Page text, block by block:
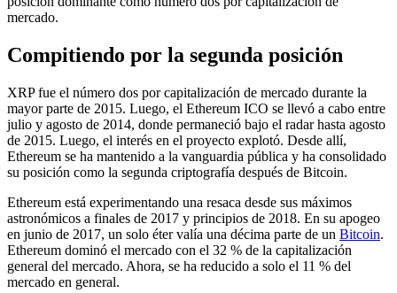
mercado.
Compitiendo por la segunda posición
XRP fue el número dos por capitalización de mercado durante la
mayor parte de 2015. Luego, el Ethereum ICO se llevó a cabo entre
julio y agosto de 2014, donde permaneció bajo el radar hasta agosto
de 2015. Luego, el interés en el proyecto explotó. Desde allí,
Ethereum se ha mantenido a la vanguardia pública y ha consolidado
su posición como la segunda criptografía después de Bitcoin.
Ethereum está experimentando una resaca desde sus máximos
astronómicos a finales de 2017 y principios de 2018. En su apogeo
en junio de 2017, un solo éter valía una décima parte de un Bitcoin.
Ethereum dominó el mercado con el 32 % de la capitalización
general del mercado. Ahora, se ha reducido a solo el 11 % del
mercado en general.